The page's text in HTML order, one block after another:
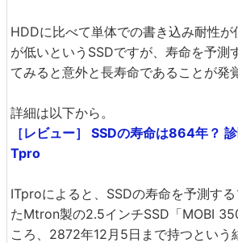
HDDに比べて単体での書き込み耐性
が低いというSSDですが、寿命を予測
てみると意外と長寿命であることが発
詳細は以下から。
［レビュー］ SSDの寿命は864年？
Tpro
ITproによると、SSDの寿命を予測す
たMtron製の2.5インチSSD「MOBI
ころ、2872年12月5日まで持つという